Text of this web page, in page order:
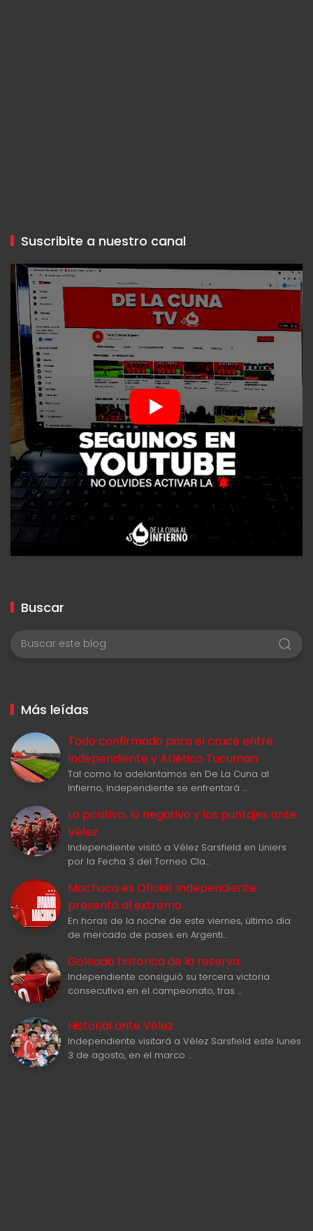
Suscribite a nuestro canal
Buscar
Más leídas
Todo confirmado para el cruce entre
Independiente y Atlético Tucumán
Tal como lo adelantamos en De La Cuna al
Infierno, Independiente se enfrentará …
Lo positivo, lo negativo y los puntajes ante
Vélez
Independiente visitó a Vélez Sarsfield en Liniers
por la Fecha 3 del Torneo Cla…
Machuca es Oficial: Independiente
presentó al extremo
En horas de la noche de este viernes, último día
de mercado de pases en Argenti…
Goleada historica de la reserva
Independiente consiguió su tercera victoria
consecutiva en el campeonato, tras …
Historial ante Vélez
Independiente visitará a Vélez Sarsfield este lunes
3 de agosto, en el marco …